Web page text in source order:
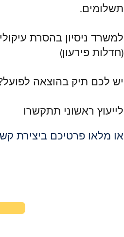
תשלומים.
למשרד ניסיון בהסרת
(חדלות פירעון)
יש לכם תיק בהוצאה
לייעוץ ראשוני תתקשרו
או מלאו פרטיכם ביצירת